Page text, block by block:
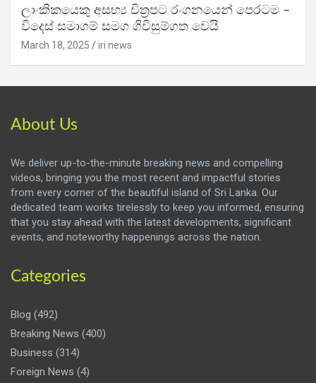
ලාංකිකයෙකු අසභ්‍ය චිත්‍රපට රංගනයෙන් පෙරටම –
විදෙස් සමාගම් සමග ගිවිසුම්ගත වෙයි
March 18, 2025 iri news
About Us
We deliver up-to-the-minute breaking news and compelling
videos, bringing you the most recent and impactful stories
from every corner of the beautiful island of Sri Lanka. Our
dedicated team works tirelessly to keep you informed, ensuring
that you stay ahead with the latest developments, significant
events, and noteworthy happenings across the nation.
Categories
Blog (492)
Breaking News (400)
Business (314)
Foreign News (4)